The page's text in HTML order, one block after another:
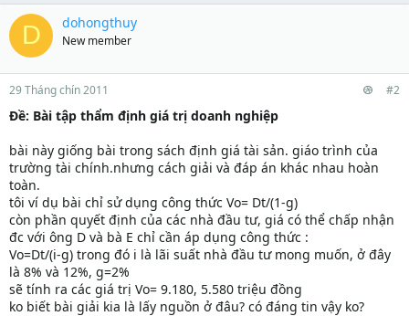
e
r
d
s
t
r
r
u
D dohongthuy
New member
29 Tháng chín 2011 #2
Ðề: Bài tập thẩm định giá trị doanh nghiệp
bài này giống bài trong sách định giá tài sản. giáo trình của
trường tài chính.nhưng cách giải và đáp án khác nhau hoàn
toàn.
tôi ví dụ bài chỉ sử dụng công thức Vo= Dt/(1-g)
còn phần quyết định của các nhà đầu tư, giá có thể chấp nhận
đc với ông D và bà E chỉ cần áp dụng công thức :
Vo=Dt/(i-g) trong đó i là lãi suất nhà đầu tư mong muốn, ở đây
là 8% và 12%, g=2%
sẽ tính ra các giá trị Vo= 9.180, 5.580 triệu đồng
ko biết bài giải kia là lấy nguồn ở đâu? có đáng tin vậy ko?